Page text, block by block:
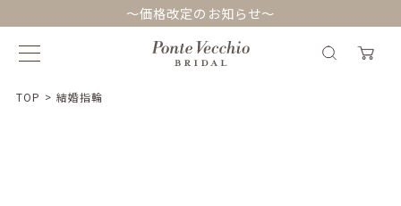
～価格改定のお知らせ～
TOP > 結婚指輪